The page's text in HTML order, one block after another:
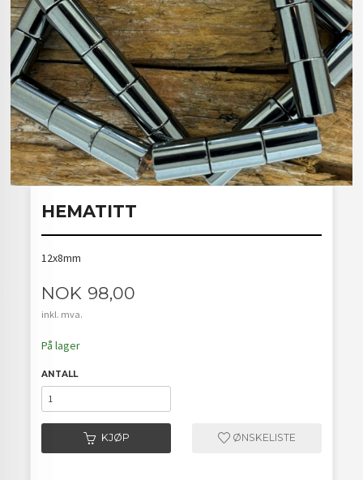
HEMATITT
12x8mm
Pris
NOK 98,00
inkl. mva.
På lager
ANTALL
KJØP ØNSKELISTE